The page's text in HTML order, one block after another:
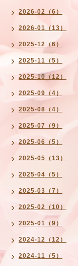
2026-02（6）
2026-01（13）
2025-12（6）
2025-11（5）
2025-10（12）
2025-09（4）
2025-08（4）
2025-07（9）
2025-06（5）
2025-05（13）
2025-04（5）
2025-03（7）
2025-02（10）
2025-01（9）
2024-12（12）
2024-11（5）